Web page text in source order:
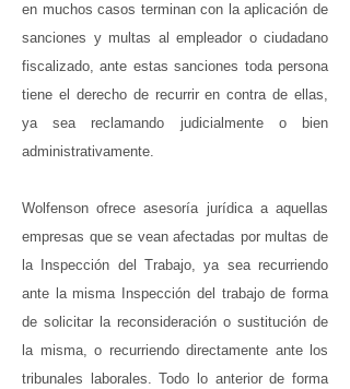
en muchos casos terminan con la aplicación de
sanciones y multas al empleador o ciudadano
fiscalizado, ante estas sanciones toda persona
tiene el derecho de recurrir en contra de ellas,
ya sea reclamando judicialmente o bien
administrativamente.
Wolfenson ofrece asesoría jurídica a aquellas
empresas que se vean afectadas por multas de
la Inspección del Trabajo, ya sea recurriendo
ante la misma Inspección del trabajo de forma
de solicitar la reconsideración o sustitución de
la misma, o recurriendo directamente ante los
tribunales laborales. Todo lo anterior de forma